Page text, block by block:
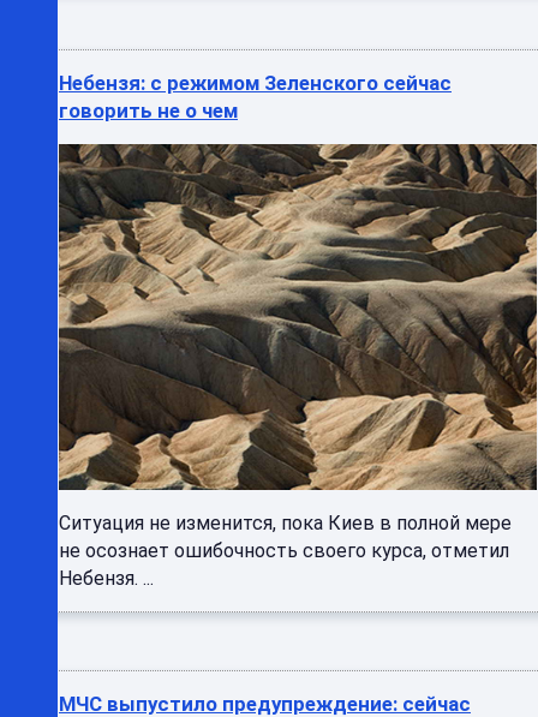
Небензя: с режимом Зеленского сейчас
говорить не о чем
Ситуация не изменится, пока Киев в полной мере
не осознает ошибочность своего курса, отметил
Небензя. ...
МЧС выпустило предупреждение: сейчас